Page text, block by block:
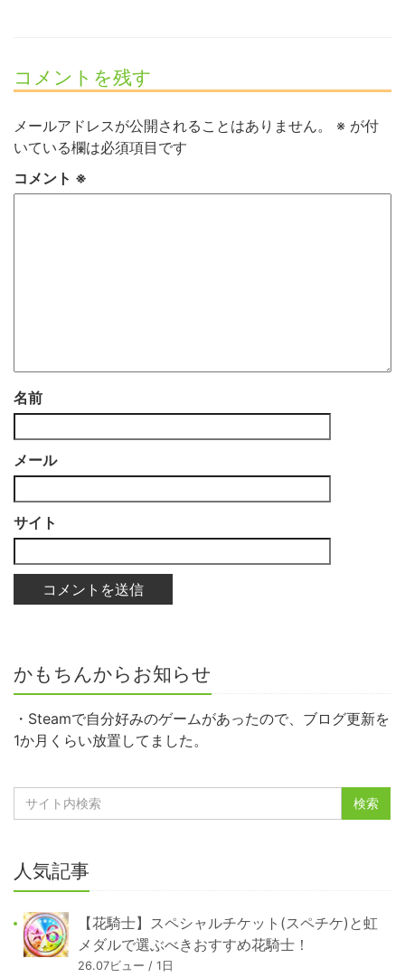
コメントを残す
メールアドレスが公開されることはありません。 ※ が付
いている欄は必須項目です
コメント ※
名前
メール
サイト
かもちんからお知らせ
・Steamで自分好みのゲームがあったので、ブログ更新を
1か月くらい放置してました。
人気記事
【花騎士】スペシャルチケット(スペチケ)と虹
メダルで選ぶべきおすすめ花騎士！
26.07ビュー / 1日